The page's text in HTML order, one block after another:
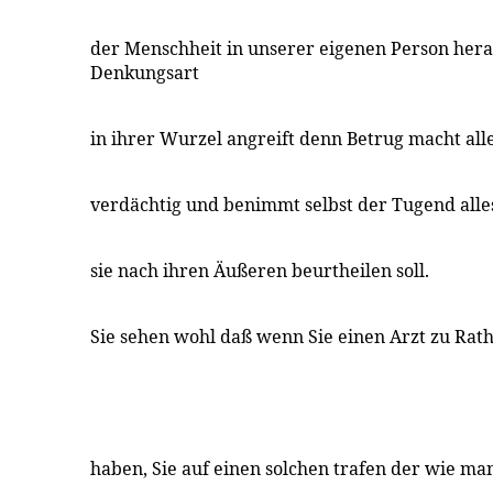
der Menschheit in unserer eigenen Person
Denkungsart
in ihrer Wurzel angreift denn Betrug macht
verdächtig und benimmt selbst der Tugend
sie nach ihren Äußeren beurtheilen soll.
Sie sehen wohl daß wenn Sie einen Arzt zu
haben, Sie auf einen solchen trafen der wie